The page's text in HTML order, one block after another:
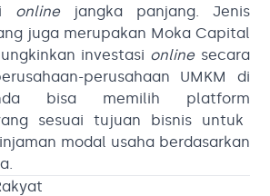
onlinejangka panjang. Jenis
juga merupakan Moka Capital
investasi onlinesecara
perusahaan UMKM di
bisa memilih platform
sesuai tujuan bisnis untuk
modal usaha berdasarkan